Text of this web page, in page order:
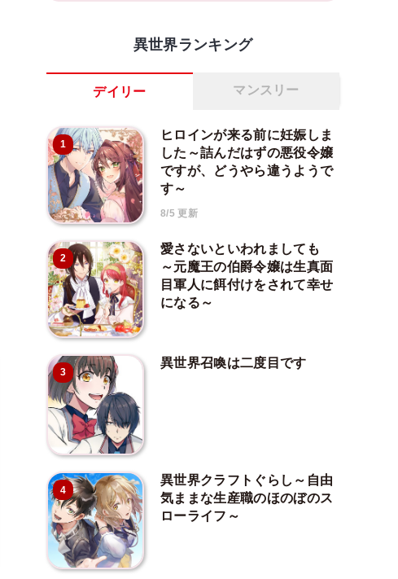
異世界ランキング
デイリー マンスリー
1
ヒロインが来る前に妊娠しま
した～詰んだはずの悪役令嬢
ですが、どうやら違うようで
す～
8/5 更新
2
愛さないといわれましても
～元魔王の伯爵令嬢は生真面
目軍人に餌付けをされて幸せ
になる～
3
異世界召喚は二度目です
4
異世界クラフトぐらし～自由
気ままな生産職のほのぼのス
ローライフ～